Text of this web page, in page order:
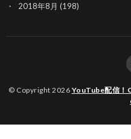
2018年8月 (198)
© Copyright 2026 YouTube配信！